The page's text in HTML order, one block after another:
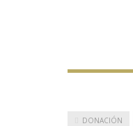
DONACIÓN